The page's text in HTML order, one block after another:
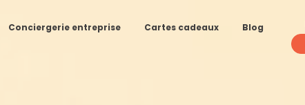
Conciergerie entreprise Cartes cadeaux
Blog